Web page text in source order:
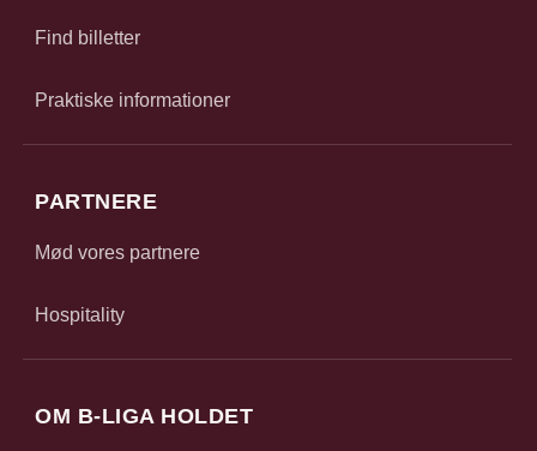
Find billetter
Praktiske informationer
PARTNERE
Mød vores partnere
Hospitality
OM B-LIGA HOLDET